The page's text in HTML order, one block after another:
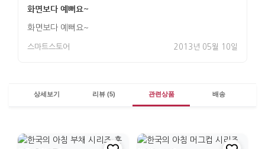
화면보다 예뻐요~
화면보다 예뻐요~
스마트스토어 2013년 05월 10일
상세보기 리뷰 (5) 관련상품 배송